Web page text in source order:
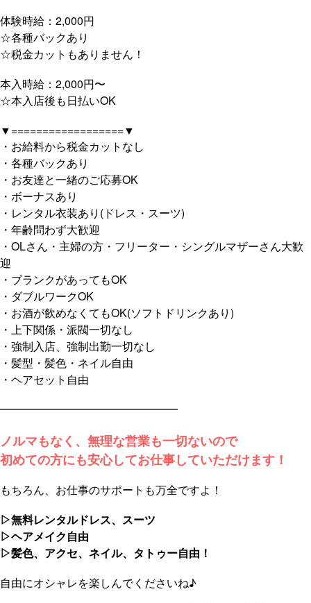
体験時給：2,000円
☆各種バックあり
☆税金カットもありません！
本入時給：2,000円〜
☆本入店後も日払いOK
▼==================▼
・お給料から税金カットなし
・各種バックあり
・お友達と一緒のご応募OK
・ボーナスあり
・レンタル衣装あり(ドレス・スーツ)
・年齢問わず大歓迎
・OLさん・主婦の方・フリーター・シングルマザーさん大歓
迎
・ブランクがあってもOK
・ダブルワークOK
・お酒が飲めなくてもOK(ソフトドリンクあり)
・上下関係・派閥一切なし
・強制入店、強制出勤一切なし
・髪型・髪色・ネイル自由
・ヘアセット自由
━━━━━━━━━━━━━━━━
ノルマもなく、無理な営業も一切ないので
初めての方にも安心してお仕事していただけます！
もちろん、お仕事のサポートも万全ですよ！
▷無料レンタルドレス、スーツ
▷ヘアメイク自由
▷髪色、アクセ、ネイル、タトゥー自由！
自由にオシャレを楽しんでくださいね♪